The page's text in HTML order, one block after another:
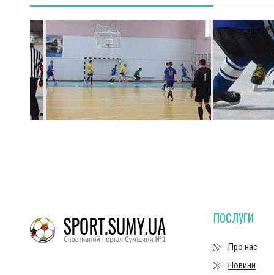
ПОСЛУГИ
Про нас
Новини